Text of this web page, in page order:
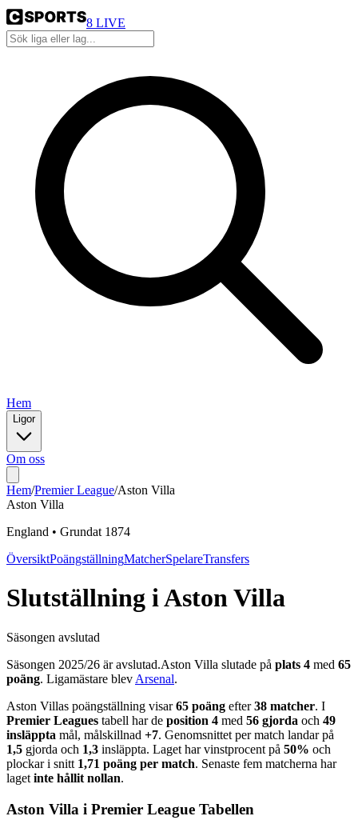
8 LIVE
Hem
Ligor
Om oss
Hem/Premier League/Aston Villa
Aston Villa
England • Grundat 1874
ÖversiktPoängställningMatcherSpelareTransfers
Slutställning iAston Villa
Säsongen avslutad
Säsongen 2025/26 är avslutad.Aston Villa slutade på plats 4 med 65
poäng. Ligamästare blev Arsenal.
Aston Villas poängställning visar 65 poäng efter 38 matcher. I
Premier Leagues tabell har de position 4 med 56 gjorda och 49
insläppta mål, målskillnad +7. Genomsnittet per match landar på
1,5 gjorda och 1,3 insläppta. Laget har vinstprocent på 50% och
plockar i snitt 1,71 poäng per match. Senaste fem matcherna har
laget inte hållit nollan.
Aston Villa i Premier League Tabellen